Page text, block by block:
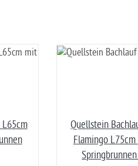
Quellstein
Flamingo